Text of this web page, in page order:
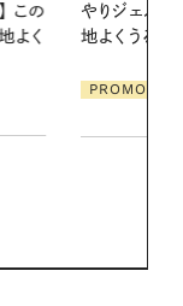
に心
ケ
2026.07.21
リーとの重